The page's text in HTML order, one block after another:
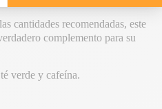
cantidades recomendadas, este
complemento para su
verde y cafeína.